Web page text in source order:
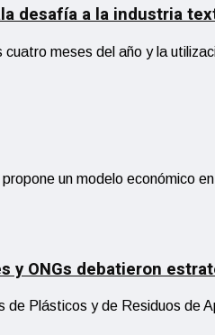
desafía a la industria
meses del año y la
un modelo económico
ONGs debatieron
de Plásticos y de Residuos